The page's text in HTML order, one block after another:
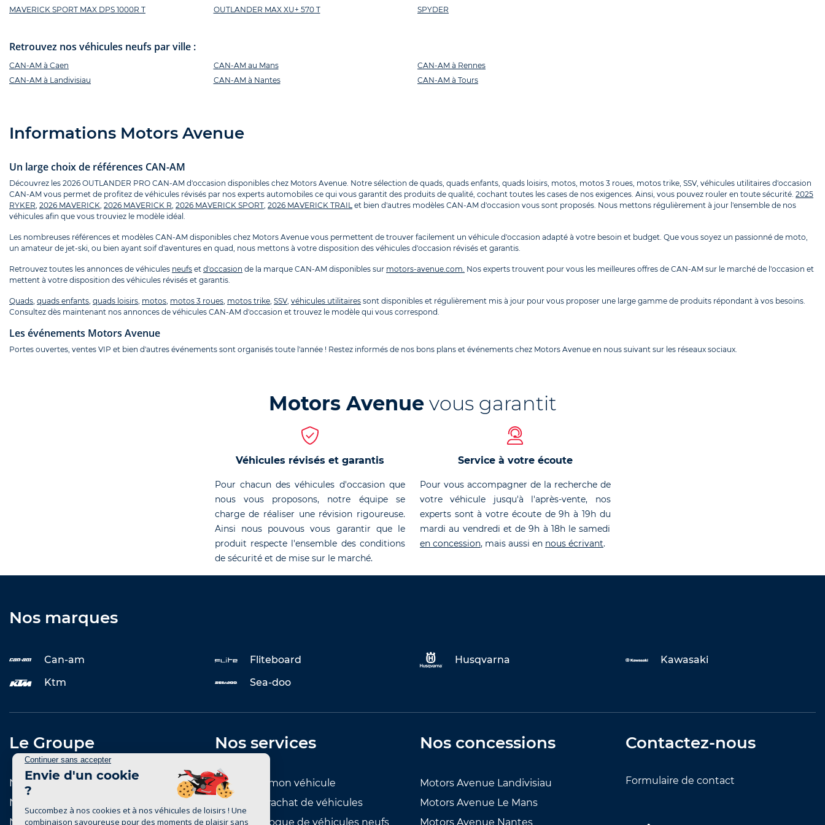
MAVERICK SPORT MAX DPS 1000R T
OUTLANDER MAX XU+ 570 T
SPYDER
Retrouvez nos véhicules neufs par ville :
CAN-AM à Caen
CAN-AM à Landivisiau
CAN-AM au Mans
CAN-AM à Nantes
CAN-AM à Rennes
CAN-AM à Tours
Informations Motors Avenue
Un large choix de références CAN-AM
Découvrez les 2026 OUTLANDER PRO CAN-AM d'occasion disponibles chez Motors Avenue. Notre sélection de quads, quads enfants, quads loisirs, motos, motos 3 roues, motos trike, SSV, véhicules utilitaires d'occasion
CAN-AM vous permet de profitez de véhicules révisés par nos experts automobiles ce qui vous garantit des produits de qualité, cochant toutes les cases de nos exigences. Ainsi, vous pouvez rouler en toute sécurité. 2025
RYKER 2026 MAVERICK 2026 MAVERICK R 2026 MAVERICK SPORT 2026 MAVERICK TRAIL et bien d'autres modèles CAN-AM d'occasion vous sont proposés. Nous mettons régulièrement à jour l'ensemble de nos
véhicules afin que vous trouviez le modèle idéal.
Les nombreuses références et modèles CAN-AM disponibles chez Motors Avenue vous permettent de trouver facilement un véhicule d'occasion adapté à votre besoin et budget. Que vous soyez un passionné de moto,
un amateur de jet-ski, ou bien ayant soif d'aventures en quad, nous mettons à votre disposition des véhicules d'occasion révisés et garantis.
Retrouvez toutes les annonces de véhicules neufs et d'occasion de la marque CAN-AM disponibles sur motors-avenue.com. Nos experts trouvent pour vous les meilleures offres de CAN-AM sur le marché de l'occasion et
mettent à votre disposition des véhicules révisés et garantis.
Quads quads enfants quads loisirs motos motos 3 roues motos trike SSV, véhicules utilitaires sont disponibles et régulièrement mis à jour pour vous proposer une large gamme de produits répondant à vos besoins.
Consultez dès maintenant nos annonces de véhicules CAN-AM d'occasion et trouvez le modèle qui vous correspond.
Les événements Motors Avenue
Portes ouvertes, ventes VIP et bien d'autres événements sont organisés toute l'année ! Restez informés de nos bons plans et événements chez Motors Avenue en nous suivant sur les réseaux sociaux.
Motors Avenuevous garantit
Véhicules révisés et garantis
Pour chacun des véhicules d'occasion que
nous vous proposons, notre équipe se
charge de réaliser une révision rigoureuse.
Ainsi nous pouvous vous garantir que le
produit respecte l'ensemble des conditions
de sécurité et de mise sur le marché.
Service à votre écoute
Pour vous accompagner de la recherche de
votre véhicule jusqu'à l'après-vente, nos
experts sont à votre écoute de 9h à 19h du
mardi au vendredi et de 9h à 18h le samedi
en concession, mais aussi en nous écrivant.
Nos marques
Can-am Fliteboard Husqvarna
Kawasaki
Ktm
Sea-doo
Le Groupe
Notre histoire
Notre réseau de concessions
Notre réseau de marques
Nos services
Entretenir mon véhicule
Reprise et rachat de véhicules
Notre catalogue de véhicules neufs
Nos concessions
Motors Avenue Landivisiau
Motors Avenue Le Mans
Motors Avenue Nantes
Contactez-nous
Formulaire de contact